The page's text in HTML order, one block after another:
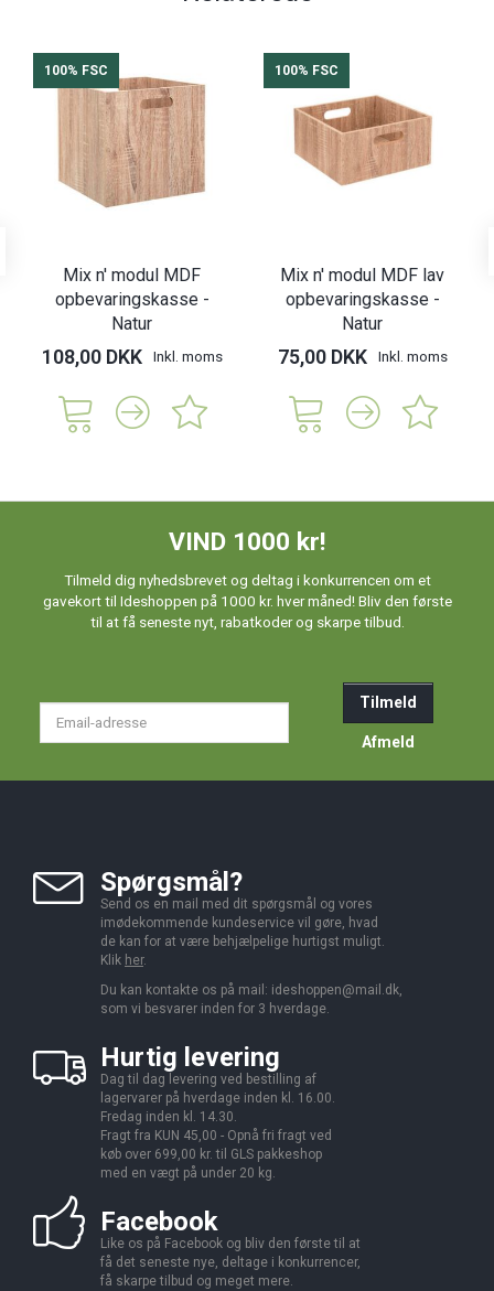
100% FSC
Mix n' modul MDF
opbevaringskasse -
Natur
108,00 DKK Inkl. moms
100% FSC
Mix n' modul MDF lav
opbevaringskasse -
Natur
75,00 DKK Inkl. moms
VIND 1000 kr!
Tilmeld dig nyhedsbrevet og deltag i konkurrencen om et
gavekort til Ideshoppen på 1000 kr. hver måned! Bliv den første
til at få seneste nyt, rabatkoder og skarpe tilbud.
Tilmeld
Afmeld
Spørgsmål?
Send os en mail med dit spørgsmål og vores
imødekommende kundeservice vil gøre, hvad
de kan for at være behjælpelige hurtigst muligt.
Klik her.
Du kan kontakte os på mail: ideshoppen@mail.dk,
som vi besvarer inden for 3 hverdage.
Hurtig levering
Dag til dag levering ved bestilling af
lagervarer på hverdage inden kl. 16.00.
Fredag inden kl. 14.30.
Fragt fra KUN 45,00 - Opnå fri fragt ved
køb over 699,00 kr. til GLS pakkeshop
med en vægt på under 20 kg.
Facebook
Like os på Facebook og bliv den første til at
få det seneste nye, deltage i konkurrencer,
få skarpe tilbud og meget mere.